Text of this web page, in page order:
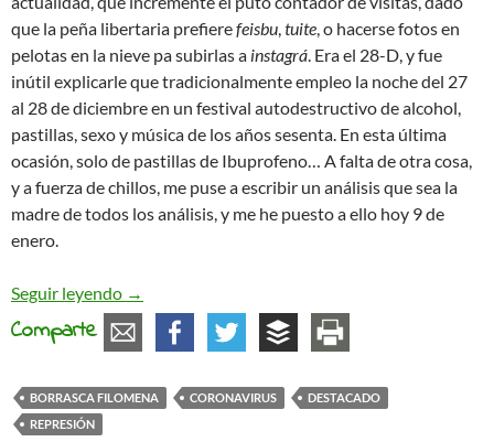
que la peña libertaria prefierefeisbu tuite , o hacerse fotos en
pelotas en la nieve pa subirlas a instagrá . Era el 28-D, y fue
inútil explicarle que tradicionalmente empleo la noche del 27
al 28 de diciembre en un festival autodestructivo de alcohol,
pastillas, sexo y música de los años sesenta. En esta última
ocasión, solo de pastillas de Ibuprofeno… A falta de otra cosa,
y a fuerza de chillos, me puse a escribir un análisis que sea la
madre de todos los análisis, y me he puesto a ello hoy 9 de
enero.
Seguir leyendo Filomena, la que has liado
→
Comparte
BORRASCA FILOMENA CORONAVIRUS
DESTACADO
REPRESIÓN